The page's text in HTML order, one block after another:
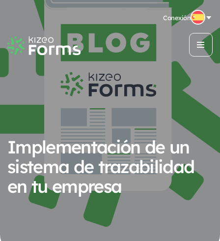
Conexión
Implementación de un
sistema de trazabilidad
en tu empresa